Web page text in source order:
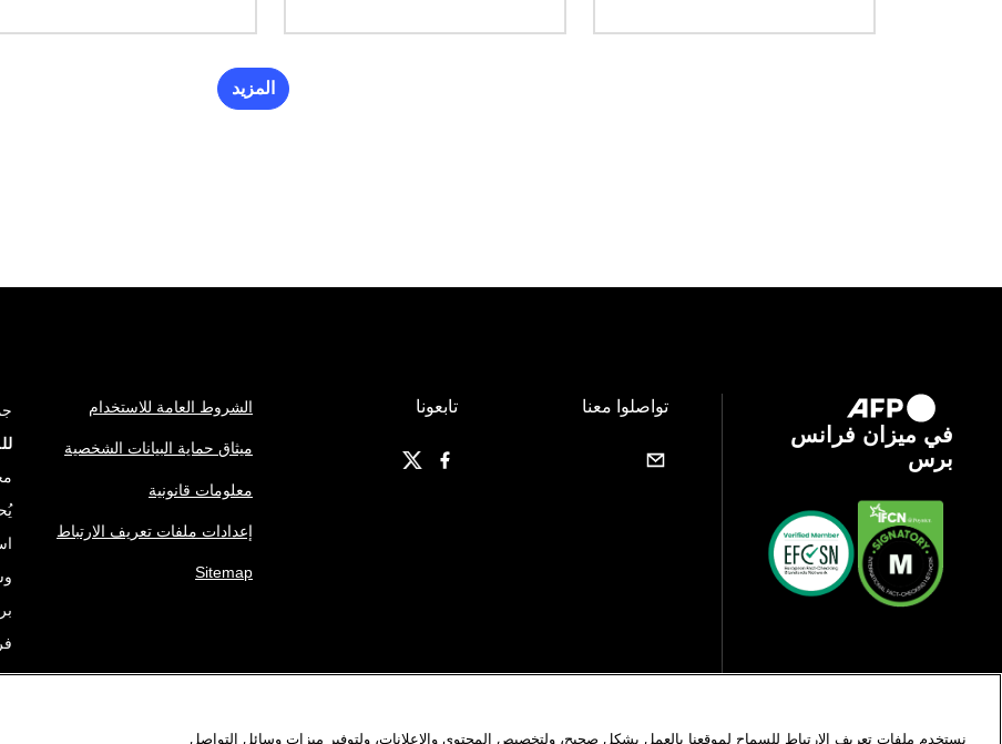
المزيد
في ميزان فرانس
برس
تواصلوا معنا تابعونا الشروط العامة للاستخدام
ميثاق حماية البيانات الشخصية
معلومات قانونية
إعدادات ملفات تعريف الارتباط
Sitemap
نستخدم ملفات تعريف الارتباط للسماح لموقعنا بالعمل بشكل صحيح، ولتخصيص المحتوى والإعلانات، ولتوفير ميزات وسائل التواصل